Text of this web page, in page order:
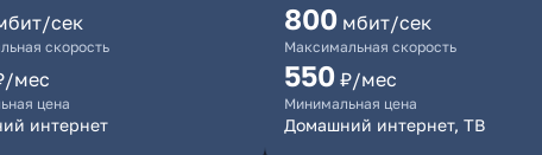
сек
скорость
мес
цена
интернет
800 мбит/сек
Максимальная скорость
550 ₽/мес
Минимальная цена
Домашний интернет, ТВ